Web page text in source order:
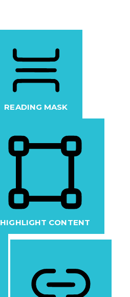
READING MASK
HIGHLIGHT CONTENT